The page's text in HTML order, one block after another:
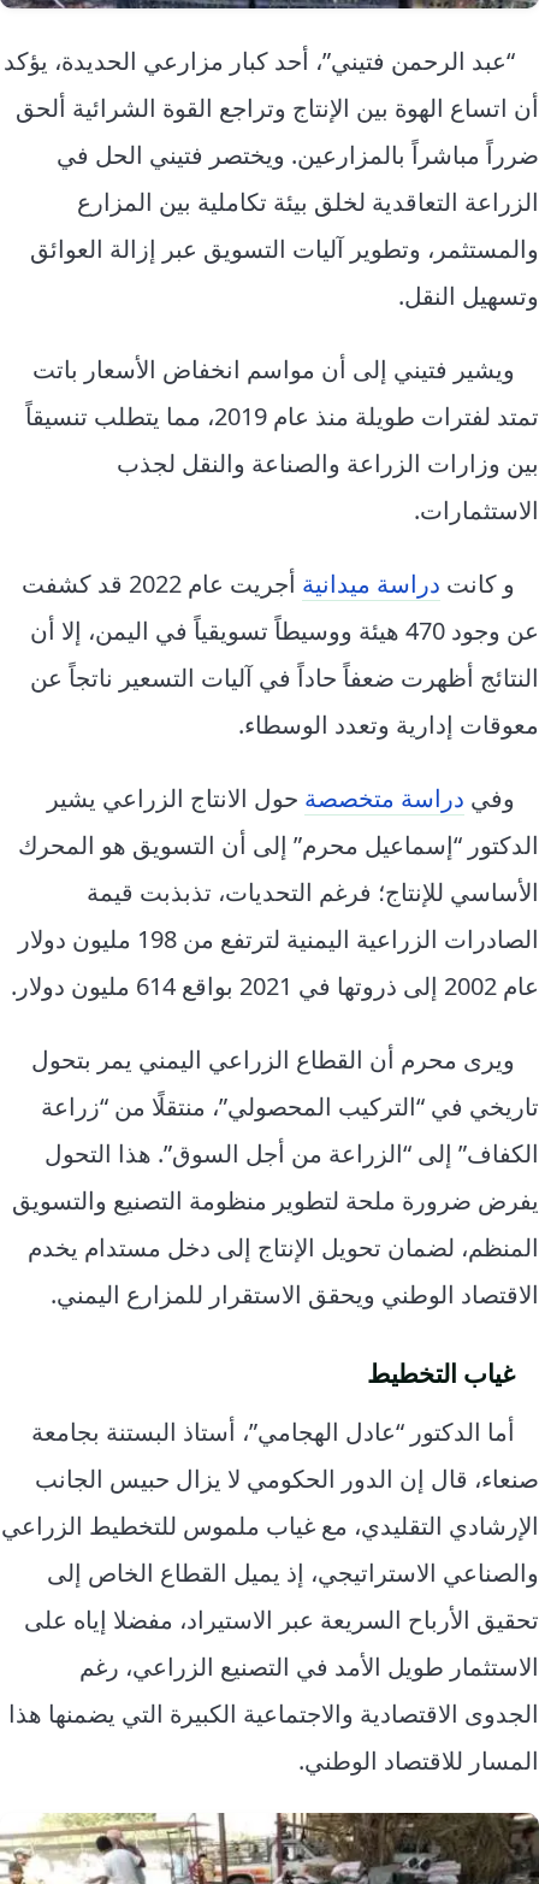
“عبد الرحمن فتيني”، أحد كبار مزارعي الحديدة، يؤكد
أن اتساع الهوة بين الإنتاج وتراجع القوة الشرائية ألحق
ضرراً مباشراً بالمزارعين. ويختصر فتيني الحل في
الزراعة التعاقدية لخلق بيئة تكاملية بين المزارع
والمستثمر، وتطوير آليات التسويق عبر إزالة العوائق
وتسهيل النقل.
ويشير فتيني إلى أن مواسم انخفاض الأسعار باتت
تمتد لفترات طويلة منذ عام 2019، مما يتطلب تنسيقاً
بين وزارات الزراعة والصناعة والنقل لجذب
الاستثمارات.
و كانت دراسة ميدانية
أجريت عام 2022 قد كشفت
عن وجود 470 هيئة ووسيطاً تسويقياً في اليمن، إلا أن
النتائج أظهرت ضعفاً حاداً في آليات التسعير ناتجاً عن
معوقات إدارية وتعدد الوسطاء.
وفي دراسة متخصصة حول الانتاج الزراعي يشير
الدكتور “إسماعيل محرم” إلى أن التسويق هو المحرك
الأساسي للإنتاج؛ فرغم التحديات، تذبذبت قيمة
الصادرات الزراعية اليمنية لترتفع من 198 مليون دولار
عام 2002 إلى ذروتها في 2021 بواقع 614 مليون دولار.
ويرى محرم أن القطاع الزراعي اليمني يمر بتحول
تاريخي في “التركيب المحصولي”، منتقلًا من “زراعة
الكفاف” إلى “الزراعة من أجل السوق”. هذا التحول
يفرض ضرورة ملحة لتطوير منظومة التصنيع والتسويق
المنظم، لضمان تحويل الإنتاج إلى دخل مستدام يخدم
الاقتصاد الوطني ويحقق الاستقرار للمزارع اليمني.
غياب التخطيط
أما الدكتور “عادل الهجامي”، أستاذ البستنة بجامعة
صنعاء، قال إن الدور الحكومي لا يزال حبيس الجانب
الإرشادي التقليدي، مع غياب ملموس للتخطيط الزراعي
والصناعي الاستراتيجي، إذ يميل القطاع الخاص إلى
تحقيق الأرباح السريعة عبر الاستيراد، مفضلا إياه على
الاستثمار طويل الأمد في التصنيع الزراعي، رغم
الجدوى الاقتصادية والاجتماعية الكبيرة التي يضمنها هذا
المسار للاقتصاد الوطني.